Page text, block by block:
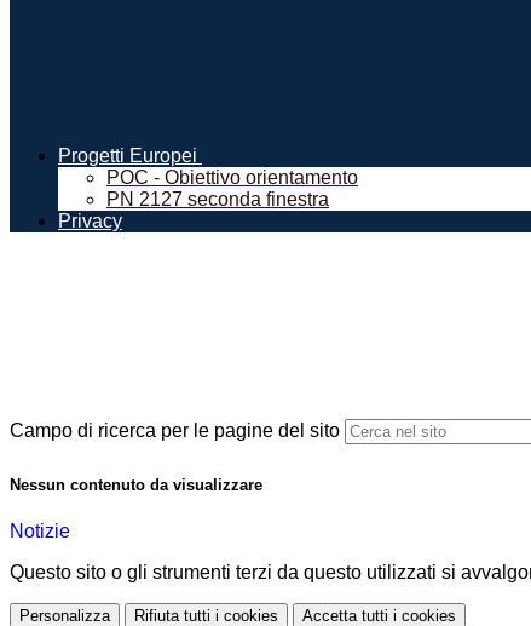
Progetti Europei
POC - Obiettivo orientamento
PN 2127 seconda finestra
Privacy
Campo di ricerca per le pagine del sito
Nessun contenuto da visualizzare
Notizie
Questo sito o gli strumenti terzi da questo utilizzati si
Personalizza Rifiuta tutti i cookies Accetta tutti i cookies